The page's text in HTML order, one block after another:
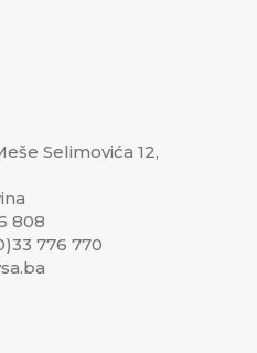
Selimovića 12,
808
776 770